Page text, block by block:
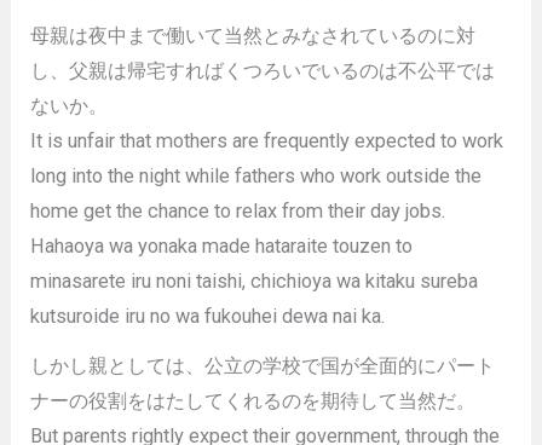
母親は夜中まで働いて当然とみなされているのに対
し、父親は帰宅すればくつろいでいるのは不公平では
ないか。
It is unfair that mothers are frequently expected to work
long into the night while fathers who work outside the
home get the chance to relax from their day jobs.
Hahaoya wa yonaka made hataraite touzen to
minasarete iru noni taishi, chichioya wa kitaku sureba
kutsuroide iru no wa fukouhei dewa nai ka.
しかし親としては、公立の学校で国が全面的にパート
ナーの役割をはたしてくれるのを期待して当然だ。
But parents rightly expect their government, through the